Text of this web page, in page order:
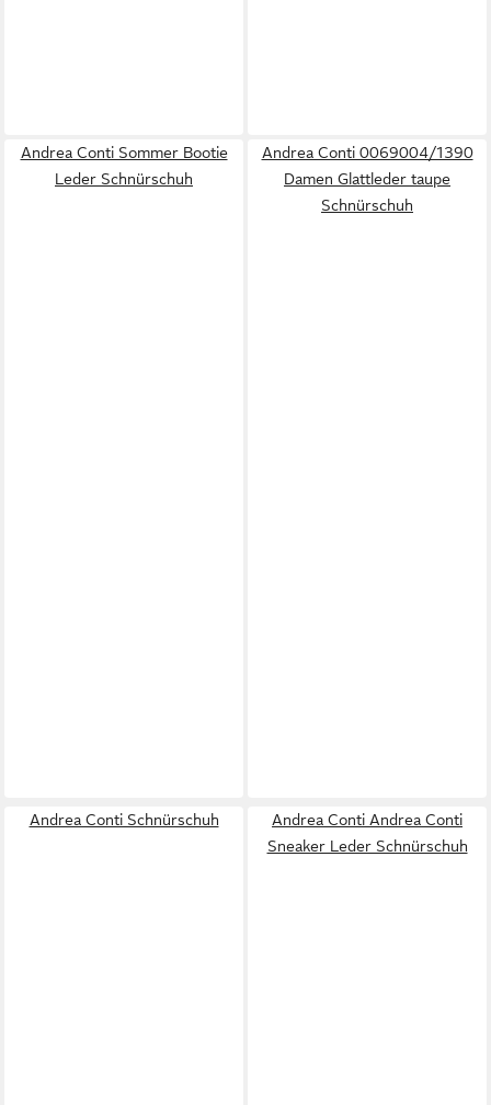
Andrea Conti Sommer Bootie
Leder Schnürschuh
Andrea Conti 0069004/1390
Damen Glattleder taupe
Schnürschuh
Andrea Conti Schnürschuh
Andrea Conti Andrea Conti
Sneaker Leder Schnürschuh